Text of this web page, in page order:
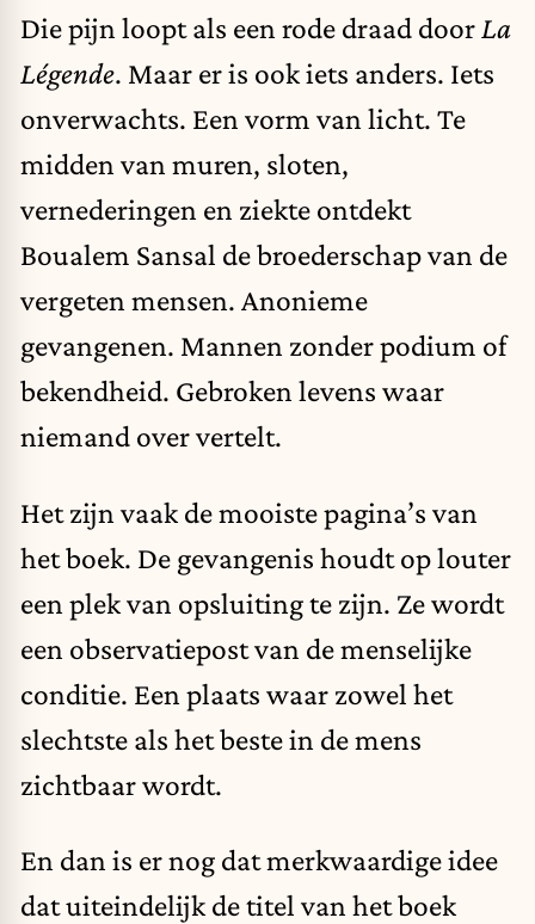
Die pijn loopt als een rode draad door La
Légende. Maar er is ook iets anders. Iets
onverwachts. Een vorm van licht. Te
midden van muren, sloten,
vernederingen en ziekte ontdekt
Boualem Sansal de broederschap van de
vergeten mensen. Anonieme
gevangenen. Mannen zonder podium of
bekendheid. Gebroken levens waar
niemand over vertelt.
Het zijn vaak de mooiste pagina’s van
het boek. De gevangenis houdt op louter
een plek van opsluiting te zijn. Ze wordt
een observatiepost van de menselijke
conditie. Een plaats waar zowel het
slechtste als het beste in de mens
zichtbaar wordt.
En dan is er nog dat merkwaardige idee
dat uiteindelijk de titel van het boek